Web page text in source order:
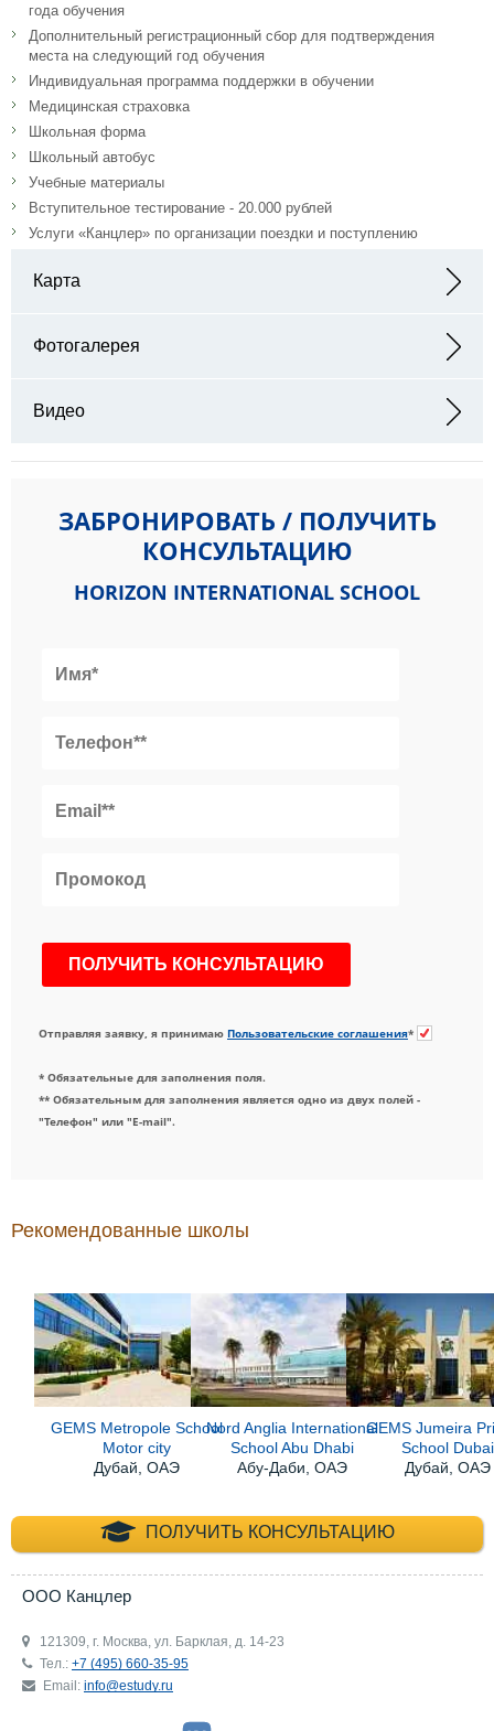
года обучения
Дополнительный регистрационный сбор для подтверждения
места на следующий год обучения
Индивидуальная программа поддержки в обучении
Медицинская страховка
Школьная форма
Школьный автобус
Учебные материалы
Вступительное тестирование - 20.000 рублей
Услуги «Канцлер» по организации поездки и поступлению
Карта
Arab Emirates
Фотогалерея
Видео
ЗАБРОНИРОВАТЬ / ПОЛУЧИТЬ
КОНСУЛЬТАЦИЮ
HORIZON INTERNATIONAL SCHOOL
Отправляя заявку, я принимаю Пользовательские соглашения*
* Обязательные для заполнения поля.
** Обязательным для заполнения является одно из двух полей -
"Телефон" или "E-mail".
Рекомендованные школы
GEMS Metropole School
Motor city
Дубай, ОАЭ
Nord Anglia International
School Abu Dhabi
Абу-Даби, ОАЭ
GEMS Jumeira
School Dubai
Дубай, ОАЭ
ПОЛУЧИТЬ КОНСУЛЬТАЦИЮ
+7 (495) 660-35-
ООО Канцлер
121309, г. Москва, ул. Барклая, д. 14-23
Тел.: +7 (495) 660-35-95
Email: info@estudy.ru